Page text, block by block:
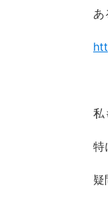
あ
私
特
疑